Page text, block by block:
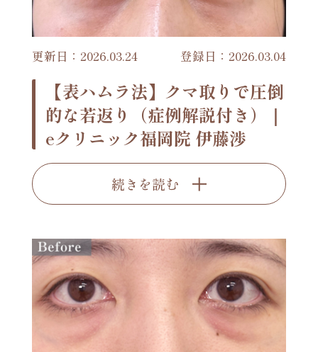
更新日：2026.03.24 登録日：2026.03.04
【表ハムラ法】クマ取りで圧倒
的な若返り（症例解説付き）｜
eクリニック福岡院 伊藤渉
続きを読む